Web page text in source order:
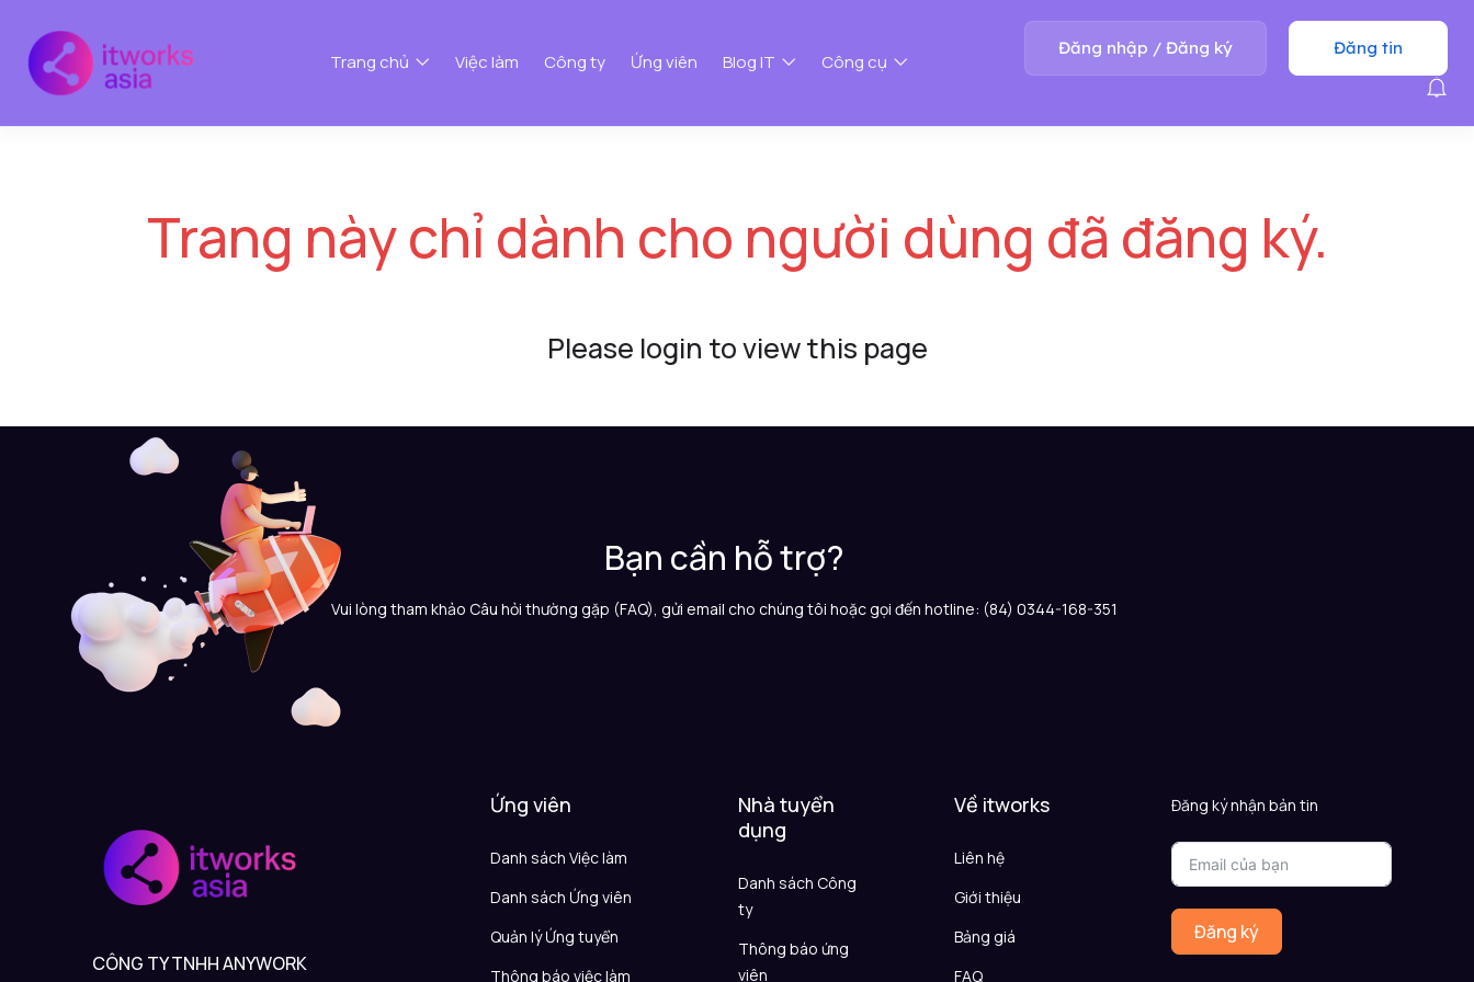
Trang chủ Việc làm Công ty Ứng viên Blog IT Công cụ
Đăng nhập / Đăng ký Đăng tin
Trang này chỉ dành cho người dùng đã đăng ký.
Please login to view this page
Bạn cần hỗ trợ?
Vui lòng tham khảo Câu hỏi thường gặp (FAQ), gửi email cho chúng tôi hoặc gọi đến hotline: (84) 0344-168-351
CÔNG TY TNHH ANYWORK
Ứng viên
Danh sách Việc làm
Danh sách Ứng viên
Quản lý Ứng tuyển
Thông báo việc làm
Nhà tuyển
dụng
Danh sách Công
ty
Thông báo ứng
viên
Về itworks
Liên hệ
Giới thiệu
Bảng giá
FAQ
Đăng ký nhận bản tin
Đăng ký